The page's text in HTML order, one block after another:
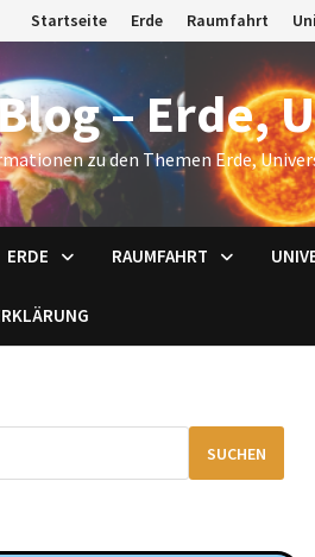
Startseite Erde Raumfahrt
– Erde,
zu den Themen Erde,
ERDE RAUMFAHRT
SUCHEN